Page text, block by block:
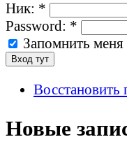
Ник: *
Password: *
Запомнить меня
Восстановить
Новые